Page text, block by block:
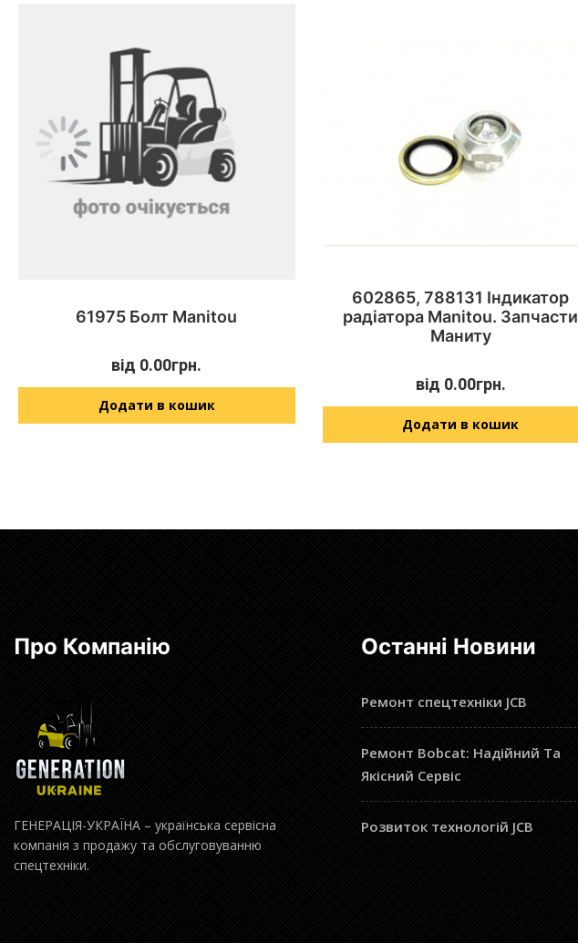
61975 Болт Manitou
від 0.00грн.
Додати в кошик
602865, 788131 Індикатор
радіатора Manitou. Запчасти
Маниту
від 0.00грн.
Додати в кошик
Про Компанію
ГЕНЕРАЦІЯ-УКРАЇНА – українська сервісна
компанія з продажу та обслуговуванню
спецтехніки.
Останні Новини
Ремонт спецтехніки JCB
Ремонт Bobcat: Надійний Та
Якісний Сервіс
Розвиток технологій JCB